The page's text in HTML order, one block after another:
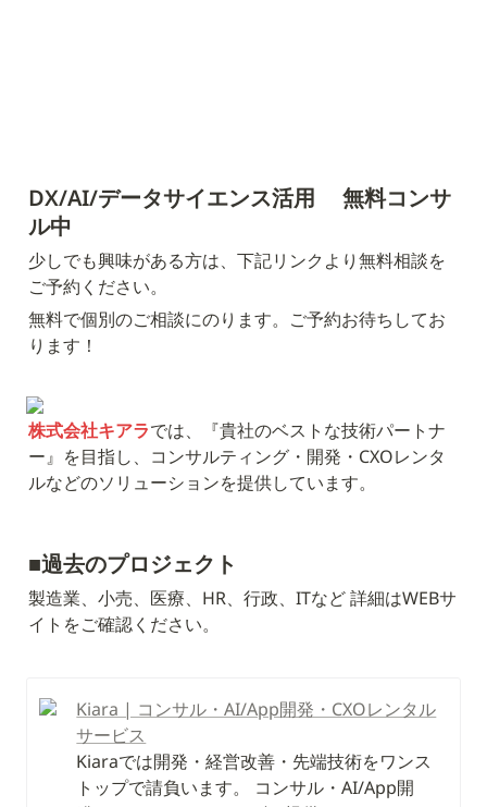
DX/AI/データサイエンス活用 　無料コンサ
ル中
少しでも興味がある方は、下記リンクより無料相談を
ご予約ください。
無料で個別のご相談にのります。ご予約お待ちしてお
ります！
株式会社キアラでは、『貴社のベストな技術パートナ
ー』を目指し、コンサルティング・開発・CXOレンタ
ルなどのソリューションを提供しています。
■過去のプロジェクト
製造業、小売、医療、HR、行政、ITなど 詳細はWEBサ
イトをご確認ください。
Kiara | コンサル・AI/App開発・CXOレンタル
サービス
Kiaraでは開発・経営改善・先端技術をワンス
トップで請負います。 コンサル・AI/App開